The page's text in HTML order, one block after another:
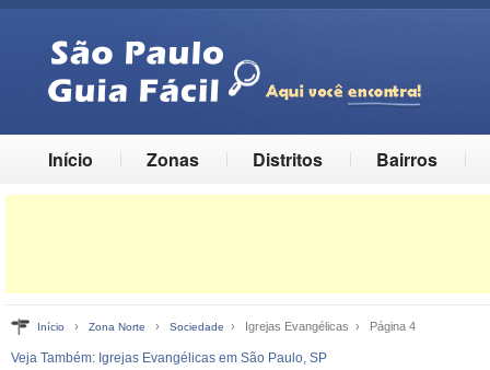
Início Zonas Distritos Bairros
Início › Zona Norte › Sociedade › Igrejas Evangélicas › Página 4
Veja Também: Igrejas Evangélicas em São Paulo, SP